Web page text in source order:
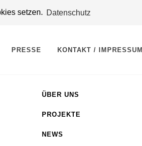
setzen. Datenschutz
PRESSE KONTAKT / IMPRESSUM
ÜBER UNS
PROJEKTE
NEWS